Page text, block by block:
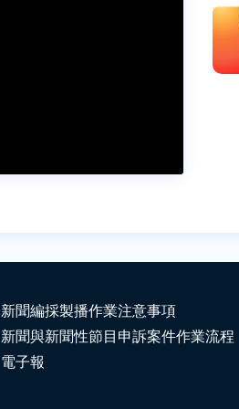
新聞編採製播作業注意事項
新聞與新聞性節目申訴案件作業流程
電子報